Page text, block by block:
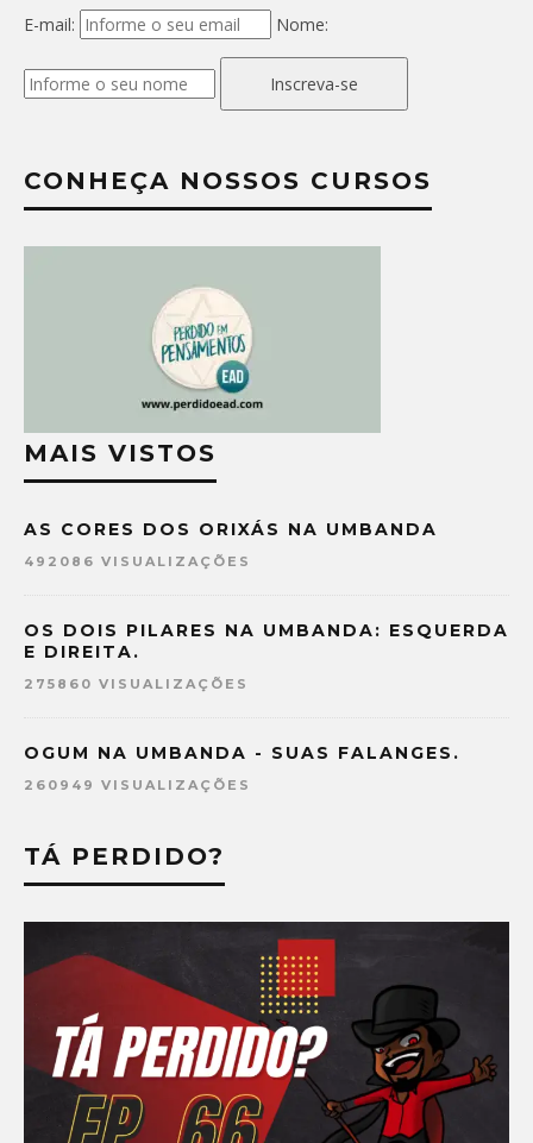
E-mail: Nome:
Inscreva-se
CONHEÇA NOSSOS CURSOS
MAIS VISTOS
AS CORES DOS ORIXÁS NA UMBANDA
492086 VISUALIZAÇÕES
OS DOIS PILARES NA UMBANDA: ESQUERDA
E DIREITA.
275860 VISUALIZAÇÕES
OGUM NA UMBANDA - SUAS FALANGES.
260949 VISUALIZAÇÕES
TÁ PERDIDO?